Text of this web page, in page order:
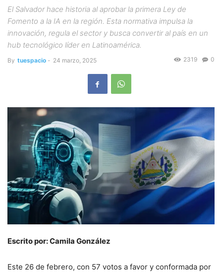
El Salvador hace historia al aprobar la primera Ley de
Fomento a la IA en la región. Esta normativa impulsa la
innovación, regula el sector y busca convertir al país en un
hub tecnológico líder en Latinoamérica.
By tuespacio - 24 marzo, 2025 0
2319
Escrito por: Camila González
Este 26 de febrero, con 57 votos a favor y conformada por